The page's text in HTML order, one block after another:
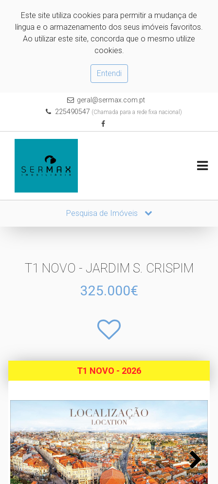
Este site utiliza cookies para permitir a mudança de
língua e o armazenamento dos seus imóveis favoritos.
Ao utilizar este site, concorda que o mesmo utilize
cookies.
Entendi
geral@sermax.com.pt
225490547 (Chamada para a rede fixa nacional)
Pesquisa de Imóveis
T1 NOVO - JARDIM S. CRISPIM
325.000€
T1 NOVO - 2026
Next